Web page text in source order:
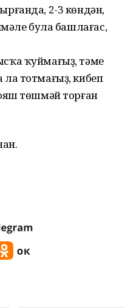
2-3 көндән,
була башлағас,
ҡуймағыҙ, тәме
тотмағыҙ, кибеп
төшмәй торған